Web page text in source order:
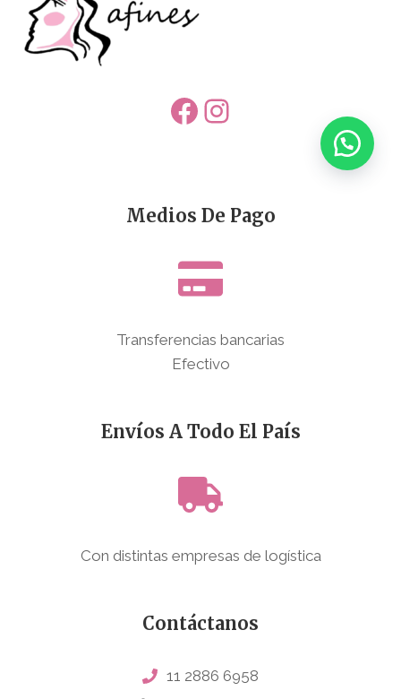
Facebook
Instagram
Medios De Pago
Transferencias bancarias
Efectivo
Envíos A Todo El País
Con distintas empresas de logística
Contáctanos
11 2886 6958